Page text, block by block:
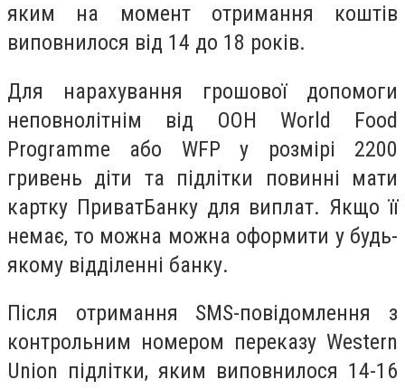
яким на момент отримання коштів
виповнилося від 14 до 18 років.
Для нарахування грошової допомоги
неповнолітнім від ООН World Food
Programme або WFP у розмірі 2200
гривень діти та підлітки повинні мати
картку ПриватБанку для виплат. Якщо її
немає, то можна можна оформити у будь-
якому відділенні банку.
Після отримання SMS-повідомлення з
контрольним номером переказу Western
Union підлітки, яким виповнилося 14-16